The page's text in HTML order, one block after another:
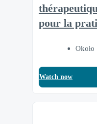
pour la
Watch now